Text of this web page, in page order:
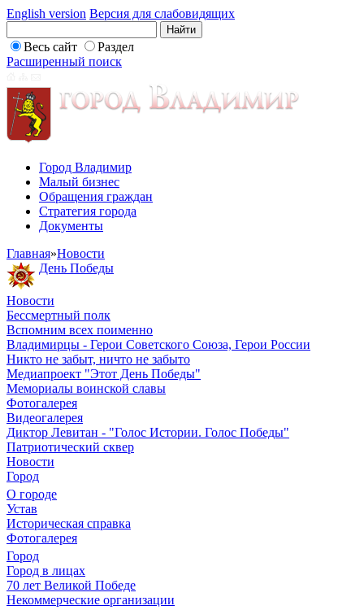
English version Версия для слабовидящих
Весь сайт
Раздел
Расширенный поиск
Город Владимир
Малый бизнес
Обращения граждан
Стратегия города
Документы
Главная»Новости
День Победы
Новости
Бессмертный полк
Вспомним всех поименно
Владимирцы - Герои Советского Союза, Герои России
Никто не забыт, ничто не забыто
Медиапроект "Этот День Победы"
Мемориалы воинской славы
Фотогалерея
Видеогалерея
Диктор Левитан - "Голос Истории. Голос Победы"
Патриотический сквер
Новости
Город
О городе
Устав
Историческая справка
Фотогалерея
Город
Город в лицах
70 лет Великой Победе
Некоммерческие организации